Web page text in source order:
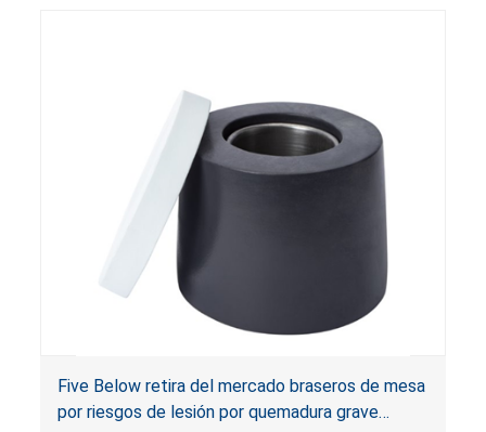
etiquetado para cortinas.
Five Below retira del mercado braseros de mesa
por riesgos de lesión por quemadura grave